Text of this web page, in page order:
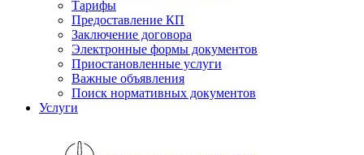
Тарифы
Предоставление КП
Заключение договора
Электронные формы документов
Приостановленные услуги
Важные объявления
Поиск нормативных документов
Услуги